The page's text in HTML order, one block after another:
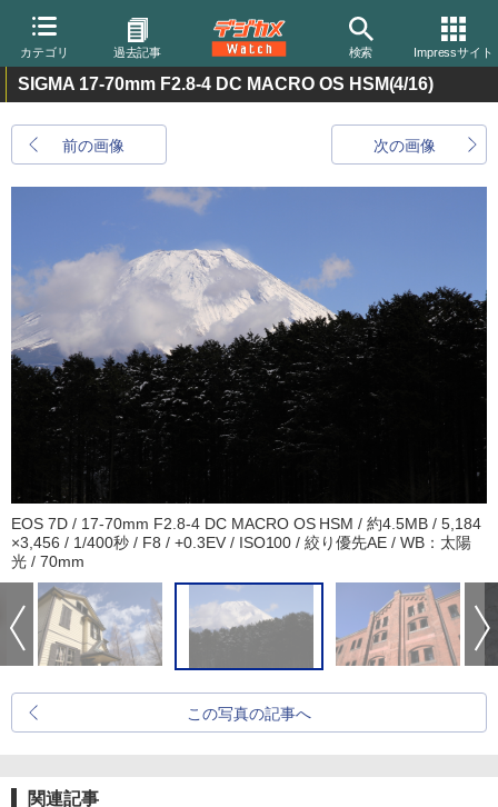
カテゴリ 過去記事 検索 Impressサイト
SIGMA 17-70mm F2.8-4 DC MACRO OS HSM(4/16)
前の画像 次の画像
EOS 7D / 17-70mm F2.8-4 DC MACRO OS HSM / 約4.5MB / 5,184
×3,456 / 1/400秒 / F8 / +0.3EV / ISO100 / 絞り優先AE / WB：太陽
光 / 70mm
この写真の記事へ
関連記事